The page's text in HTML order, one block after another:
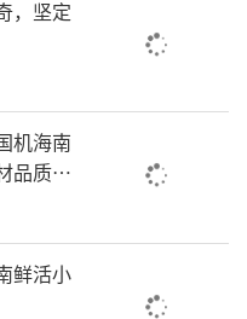
里，以广东为代表
的长三角，一度表
于双星闪耀的璀璨
，坚定
机海南
品质新
鲜活小